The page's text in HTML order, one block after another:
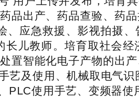
品出产、药品查验、药
应急救援、影视拍摄
儿教师。培育取社会
置智能化电子产物的出
艺及使用、机械取电气
使用手艺、变频器使